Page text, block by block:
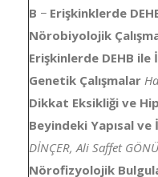
B − Erişkinklerde
Nörobiyolojik
Erişkinlerde DEHB
Genetik Çalışmalar
Dikkat Eksikliği ve
Beyindeki Yapısal
DİNÇER, Ali Saffet
Nörofizyolojik